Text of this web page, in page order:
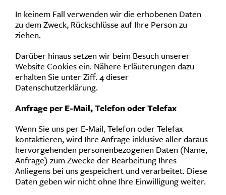
In keinem Fall verwenden wir die erhobenen Daten
zu dem Zweck, Rückschlüsse auf Ihre Person zu
ziehen.
Darüber hinaus setzen wir beim Besuch unserer
Website Cookies ein. Nähere Erläuterungen dazu
erhalten Sie unter Ziff. 4 dieser
Datenschutzerklärung.
Anfrage per E-Mail, Telefon oder Telefax
Wenn Sie uns per E-Mail, Telefon oder Telefax
kontaktieren, wird Ihre Anfrage inklusive aller daraus
hervorgehenden personenbezogenen Daten (Name,
Anfrage) zum Zwecke der Bearbeitung Ihres
Anliegens bei uns gespeichert und verarbeitet. Diese
Daten geben wir nicht ohne Ihre Einwilligung weiter.